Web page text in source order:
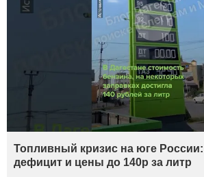
Топливный кризис на юге
дефицит и цены до 140р за литр